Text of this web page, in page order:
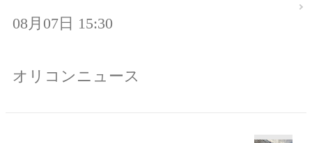
08月07日 15:30
オリコンニュース